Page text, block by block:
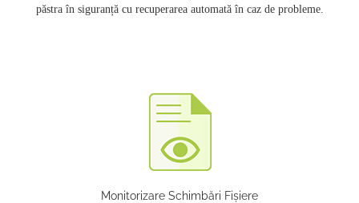
păstra în siguranță cu recuperarea automată în caz de probleme.
Monitorizare Schimbări Fișiere